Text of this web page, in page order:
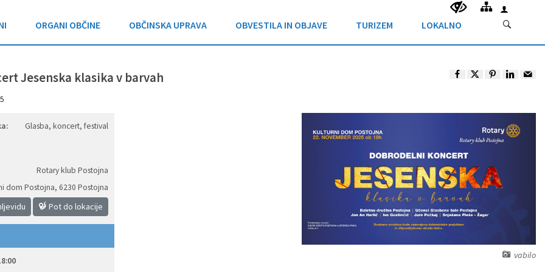
ORGANI OBČINE OBČINSKA UPRAVA OBVESTILA IN OBJAVE TURIZEM LOKALNO
Jesenska klasika v barvah
vabilo
Glasba, koncert, festival
Rotary klub Postojna
dom Postojna, 6230 Postojna
Pot do lokacije